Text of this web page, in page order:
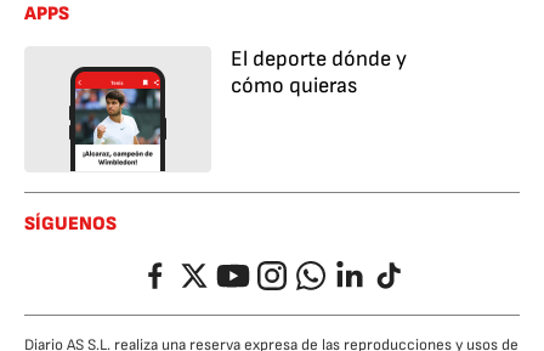
APPS
El deporte dónde y
cómo quieras
SÍGUENOS
FacebookTwitterYouTubeInstagramWhatsappLinkedIn
TikTok
Diario AS S.L. realiza una reserva expresa de las reproducciones y usos de